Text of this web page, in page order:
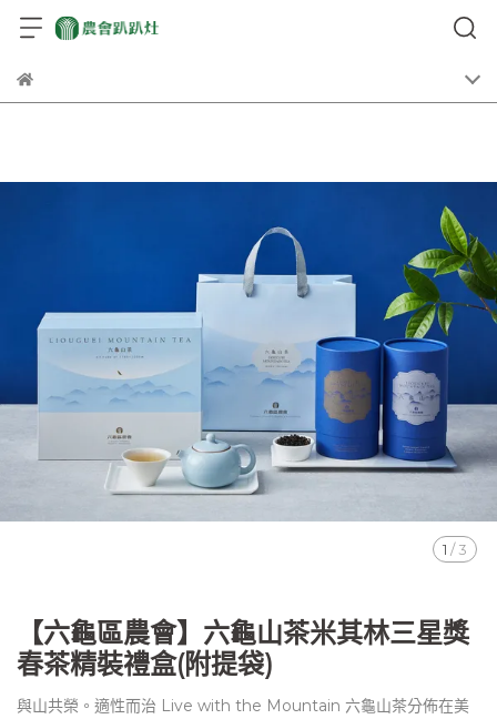
1 / 3
【六龜區農會】六龜山茶米其林三星獎
春茶精裝禮盒(附提袋)
與山共榮。適性而治 Live with the Mountain 六龜山茶分佈在美